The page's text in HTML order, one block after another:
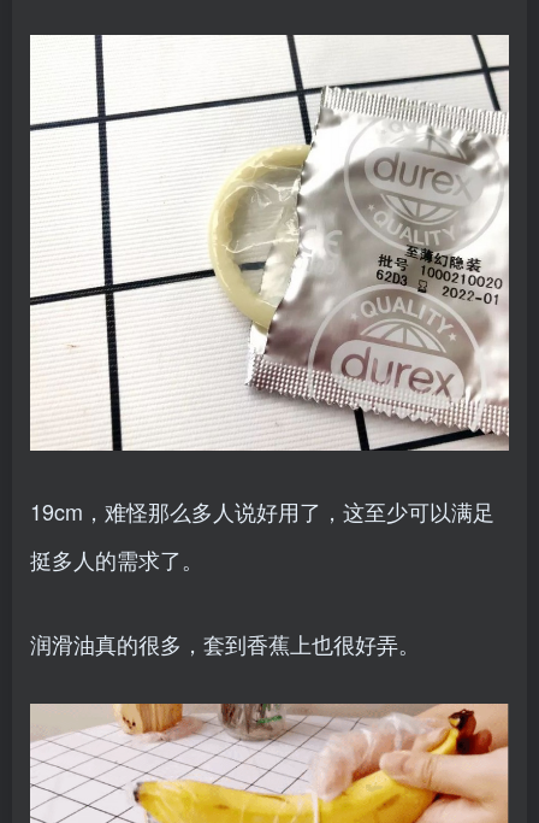
19cm，难怪那么多人说好用了，这至少可以满足
挺多人的需求了。
润滑油真的很多，套到香蕉上也很好弄。